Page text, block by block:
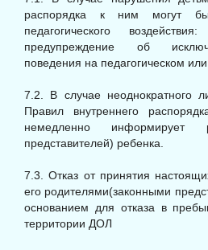
распорядка к ним могут
педагогического
предупреждение об
поведения на педагогическом или
7.2. В случае неоднократного
Правил внутреннего
немедленно информирует
представителей) ребенка.
7.3. Отказ от принятия
его родителями(законными
основанием для отказа в
территории ДОЛ